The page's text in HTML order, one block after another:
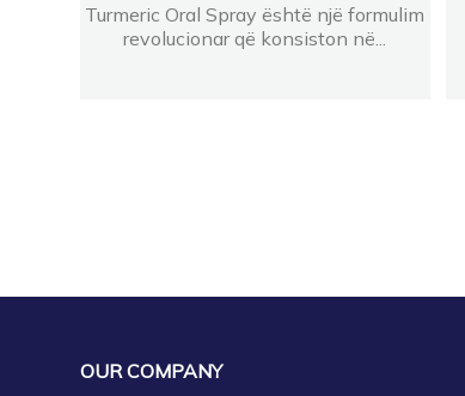
Turmeric Oral Spray është një formulim
revolucionar që konsiston në...
OUR COMPANY